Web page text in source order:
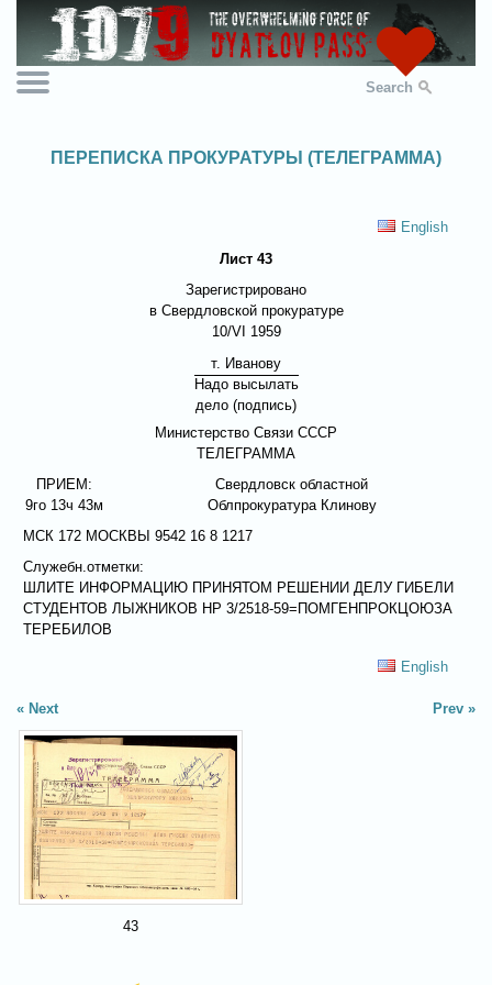
Search
ПЕРЕПИСКА ПРОКУРАТУРЫ (ТЕЛЕГРАММА)
English
Лист 43
Зарегистрировано
в Свердловской прокуратуре
10/VI 1959
т. Иванову
Надо высылать
дело (подпись)
Министерство Связи СССР
ТЕЛЕГРАММА
ПРИЕМ:
9го 13ч 43м
Свердловск областной
Облпрокуратура Клинову
МСК 172 МОСКВЫ 9542 16 8 1217
Служебн.отметки:
ШЛИТЕ ИНФОРМАЦИЮ ПРИНЯТОМ РЕШЕНИИ ДЕЛУ ГИБЕЛИ
СТУДЕНТОВ ЛЫЖНИКОВ НР 3/2518-59=ПОМГЕНПРОКЦОЮЗА
ТЕРЕБИЛОВ
English
Next Prev
43